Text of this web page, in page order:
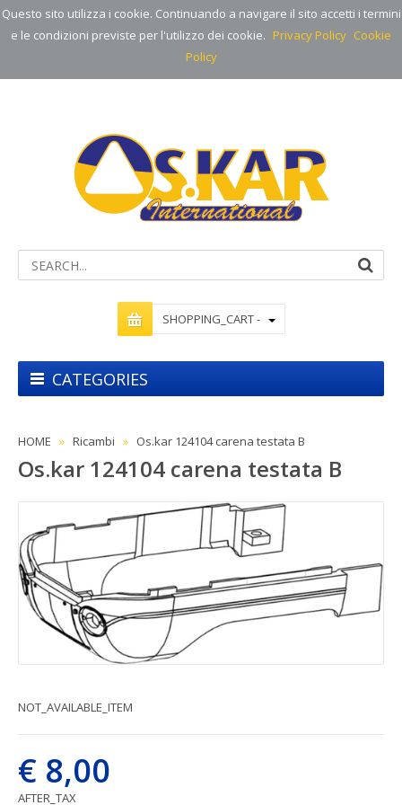
Questo sito utilizza i cookie. Continuando a navigare il sito accetti i termini
e le condizioni previste per l'utilizzo dei cookie. Privacy Policy Cookie
Policy
SHOPPING_CART -
CATEGORIES
HOME Ricambi Os.kar 124104 carena testata B
Os.kar 124104 carena testata B
NOT_AVAILABLE_ITEM
€ 8,00
AFTER_TAX